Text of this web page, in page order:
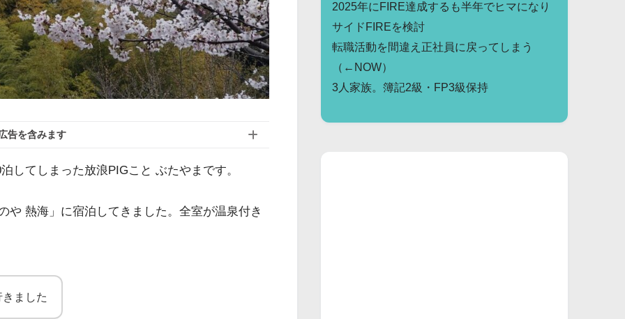
告を含みます
してしまった放浪PIGこと ぶたやまです。
や 熱海」に宿泊してきました。全室が温泉付き
ました
2025年にFIRE達成するも半年でヒマになり
サイドFIREを検討
転職活動を間違え正社員に戻ってしまう
（←NOW）
3人家族。簿記2級・FP3級保持